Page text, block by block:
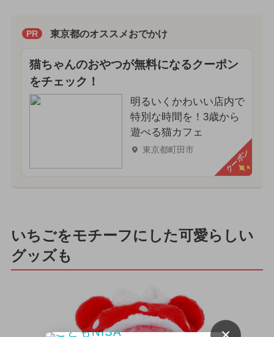
PR 東京都のオススメおでかけ
猫ちゃんのおやつが無料になるクーポン
をチェック！
明るいくかわいい店内で
特別な時間を！3歳から
遊べる猫カフェ
東京都町田市 クーポン
いちごをモチーフにした可愛らしい
グッズも